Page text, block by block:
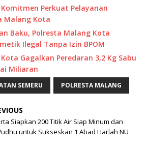
Perkuat Pelayanan
Malang Kota
Baku, Polresta Malang Kota
Ilegal Tanpa Izin BPOM
Gagalkan Peredaran 3,2 Kg Sabu
Miliaran
SEMERU POLRESTA MALANG
Siapkan 200 Titik Air Siap Minum dan
untuk Sukseskan 1 Abad Harlah NU